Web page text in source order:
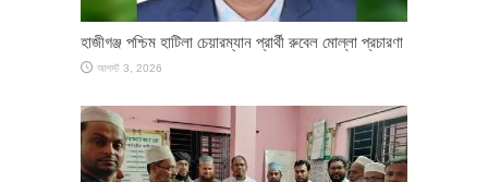
হাজীগঞ্জ পশ্চিম হাটিলা চেয়ারম্যান প্রার্থী রুবেল মোল্লা প্রচারণা
আগস্ট 3, 2026